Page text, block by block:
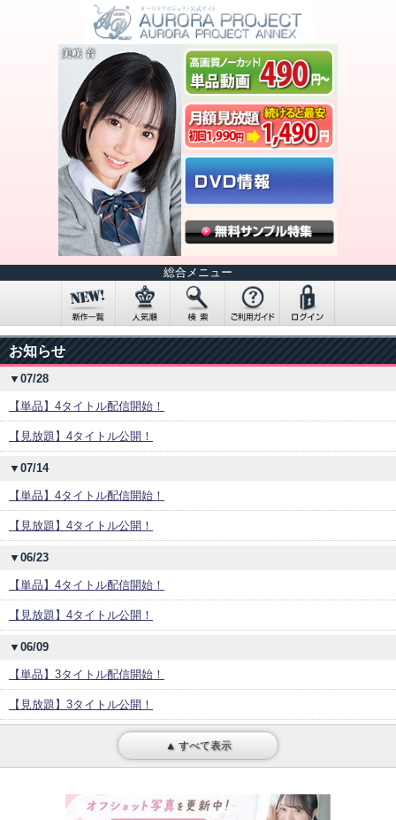
総合メニュー
お知らせ
▼07/28
【単品】4タイトル配信開始！
【見放題】4タイトル公開！
▼07/14
【単品】4タイトル配信開始！
【見放題】4タイトル公開！
▼06/23
【単品】4タイトル配信開始！
【見放題】4タイトル公開！
▼06/09
【単品】3タイトル配信開始！
【見放題】3タイトル公開！
▲ すべて表示